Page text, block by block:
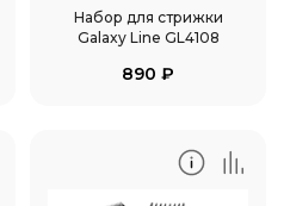
Набор для стрижки
Galaxy Line GL4108
890₽